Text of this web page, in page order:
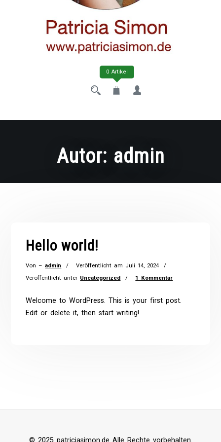
0 Artikel
Autor: admin
Hello world!
Von –admin Veröffentlicht am Juli 14, 2024
Veröffentlicht unter Uncategorized 1 Kommentar
Welcome to WordPress. This is your first post.
Edit or delete it, then start writing!
© 2025 patriciasimon.de Alle Rechte vorbehalten.